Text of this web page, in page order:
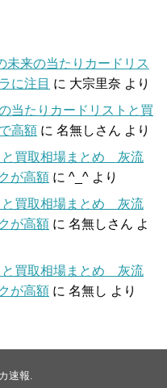
来の当たりカードリス
に注目 に 大宗里奈 より
当たりカードリストと買
高額 に 名無しさん より
と買取相場まとめ 灰流
が高額 に ^_^ より
と買取相場まとめ 灰流
が高額 に 名無しさん よ
と買取相場まとめ 灰流
が高額 に 名無し より
速報.